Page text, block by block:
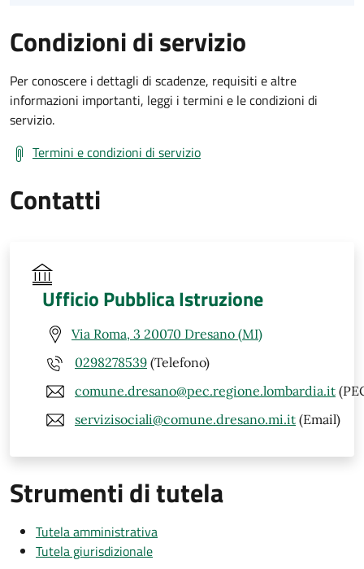
Condizioni di servizio
Per conoscere i dettagli di scadenze, requisiti e altre
informazioni importanti, leggi i termini e le condizioni di
servizio.
Termini e condizioni di servizio
Contatti
Ufficio Pubblica Istruzione
Via Roma, 3 20070 Dresano (MI)
0298278539 (Telefono)
comune.dresano@pec.regione.lombardia.it
servizisociali@comune.dresano.mi.it (Email)
Strumenti di tutela
Tutela amministrativa
Tutela giurisdizionale